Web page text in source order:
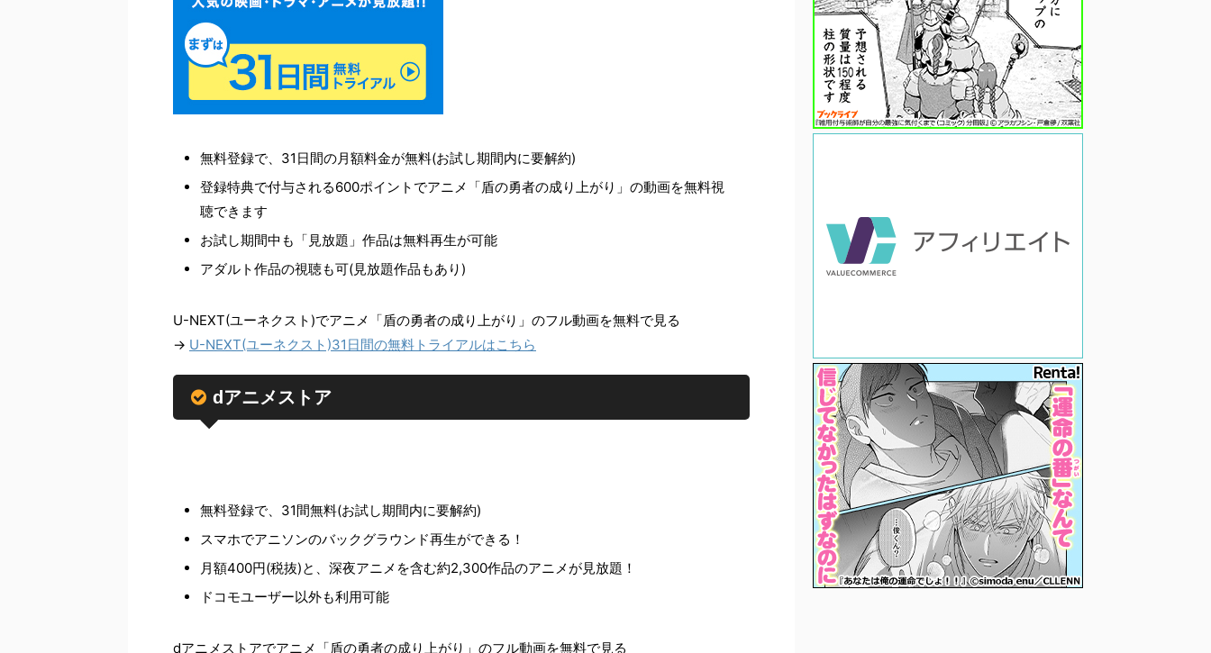
無料登録で、31日間の月額料金が無料(お試し期間内に要解約)
登録特典で付与される600ポイントでアニメ「盾の勇者の成り上がり」の動画を無料視
聴できます
お試し期間中も「見放題」作品は無料再生が可能
アダルト作品の視聴も可(見放題作品もあり)
U-NEXT(ユーネクスト)でアニメ「盾の勇者の成り上がり」のフル動画を無料で見る
→ U-NEXT(ユーネクスト)31日間の無料トライアルはこちら
dアニメストア
無料登録で、31間無料(お試し期間内に要解約)
スマホでアニソンのバックグラウンド再生ができる！
月額400円(税抜)と、深夜アニメを含む約2,300作品のアニメが見放題！
ドコモユーザー以外も利用可能
dアニメストアでアニメ「盾の勇者の成り上がり」のフル動画を無料で見る